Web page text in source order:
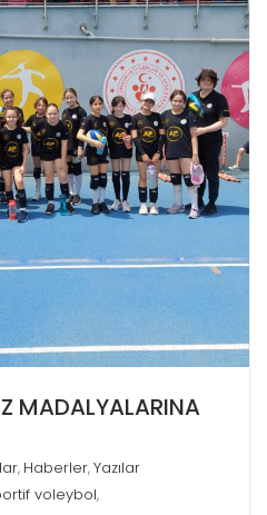
MADALYALARINA
, Haberler,Yazılar
voleybol,